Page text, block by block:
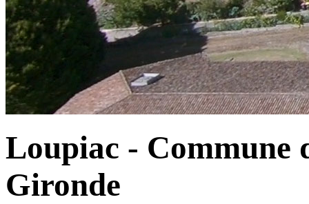
Loupiac - Commune
Gironde